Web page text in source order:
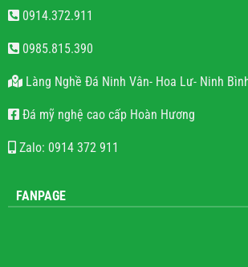
0914.372.911
0985.815.390
Làng Nghề Đá Ninh Vân- Hoa Lư- Ninh
Đá mỹ nghệ cao cấp Hoàn Hương
Zalo: 0914 372 911
FANPAGE